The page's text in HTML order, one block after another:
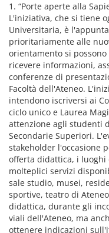
1. “Porte aperte alla
L'iniziativa, che si tiene
Universitaria, è
prioritariamente alle
orientamento si
ricevere informazioni,
conferenze di
Facoltà dell'Ateneo.
intendono iscriversi ai
ciclo unico e Laurea
attenzione agli studenti
Secondarie Superiori.
stakeholder l'occasione
offerta didattica, i
molteplici servizi
sale studio, musei,
sportive, teatro di
didattica, durante gli
viali dell'Ateneo, ma
ottenere indicazioni